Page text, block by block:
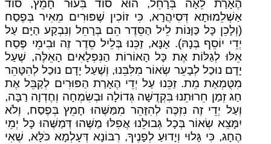
הֶאָרַת לֵאָה בְּרָחֵל, הוּא סוֹד בִּעוּר חָמֵץ, סוֹד
אַשְׁלֵמוּתָא דְּסִיהֲרָא, כִּי זוֹכִין שֶׁפּוּרִים מֵאִיר בְּפֶסַח
(וְלָכֵן כָּל כַּוָּנוֹת לֵיל הַסֵּדֶר הֵם בְּרָחֵל וְנִבְקַע הַיָּם עַל
יְדֵי יוֹסֵף בְּנָהּ). אָנָּא, זַכֵּנוּ בְּלֵיל סֵדֶר זֶה וּבִימֵי פֶּסַח
אֵלּוּ לְגַלּוֹת אֶת כָּל הָאוֹרוֹת הַנִּפְלָאִים הָאֵלֶּה, שֶׁעַל
יָדָם נוּכַל לְבָעֵר שְׂאוֹר מִלִּבֵּנוּ, וְשֶׁעַל יָדָם נוּכַל לְהִטָּהֵר
מִטֻּמְאַת מֵת. זַכֵּנוּ עַל יְדֵי הֶאָרַת הַפּוּרִים לְקַבֵּל אֶת
חַג זְמַן חֵרוּתֵנוּ בִּקְדֻשָּׁה גְּדוֹלָה וּבְשִׂמְחָה וְחֶדְוָה רַבָּה,
וְעַל יְדֵי זֶה נִזְכֶּה לְהִזָּהֵר מִמַּשֶּׁהוּ חָמֵץ בְּפֶסַח, וְלֹא
יִמָּצֵא שְׂאוֹר בְּכָל גְּבוּלֵנוּ אֲפִלּוּ מַשֶּׁהוּ דְּמַשֶּׁהוּ כָּל יְמֵי
הֶחָג, כִּי גָּלוּי וְיָדוּעַ לְפָנֶיךָ, רִבּוֹנָא דְּעָלְמָא כֹּלָּא, שֶׁאִי